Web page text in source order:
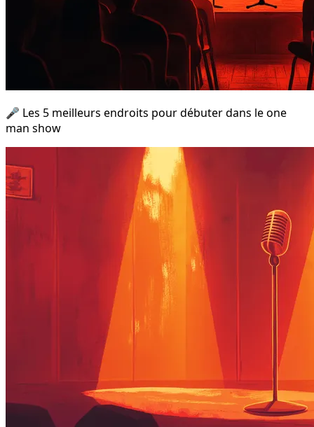
🎤 Les 5 meilleurs endroits pour débuter dans le one
man show